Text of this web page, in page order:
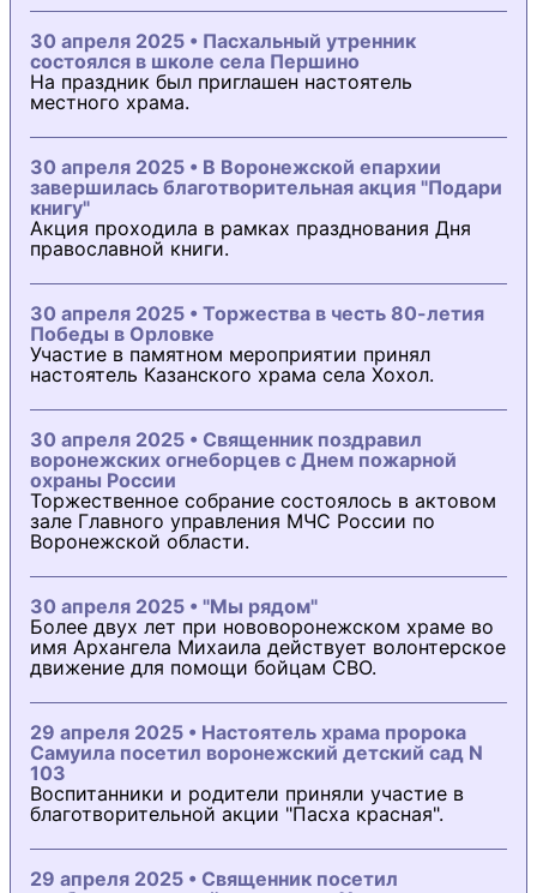
30 апреля 2025 • Пасхальный утренник
состоялся в школе села Першино
На праздник был приглашен настоятель
местного храма.
30 апреля 2025 • В Воронежской епархии
завершилась благотворительная акция "Подари
книгу"
Акция проходила в рамках празднования Дня
православной книги.
30 апреля 2025 • Торжества в честь 80-летия
Победы в Орловке
Участие в памятном мероприятии принял
настоятель Казанского храма села Хохол.
30 апреля 2025 • Священник поздравил
воронежских огнеборцев с Днем пожарной
охраны России
Торжественное собрание состоялось в актовом
зале Главного управления МЧС России по
Воронежской области.
30 апреля 2025 • "Мы рядом"
Более двух лет при нововоронежском храме во
имя Архангела Михаила действует волонтерское
движение для помощи бойцам СВО.
29 апреля 2025 • Настоятель храма пророка
Самуила посетил воронежский детский сад N
103
Воспитанники и родители приняли участие в
благотворительной акции "Пасха красная".
29 апреля 2025 • Священник посетил